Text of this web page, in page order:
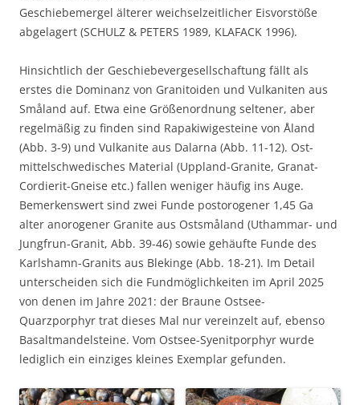
Geschiebemergel älterer weichselzeitlicher Eisvorstöße
abgelagert (SCHULZ & PETERS 1989, KLAFACK 1996).
Hinsichtlich der Geschiebevergesellschaftung fällt als
erstes die Dominanz von Granitoiden und Vulkaniten aus
Småland auf. Etwa eine Größenordnung seltener, aber
regelmäßig zu finden sind Rapakiwigesteine von Åland
(Abb. 3-9) und Vulkanite aus Dalarna (Abb. 11-12). Ost-
mittelschwedisches Material (Uppland-Granite, Granat-
Cordierit-Gneise etc.) fallen weniger häufig ins Auge.
Bemerkenswert sind zwei Funde postorogener 1,45 Ga
alter anorogener Granite aus Ostsmåland (Uthammar- und
Jungfrun-Granit, Abb. 39-46) sowie gehäufte Funde des
Karlshamn-Granits aus Blekinge (Abb. 18-21). Im Detail
unterscheiden sich die Fundmöglichkeiten im April 2025
von denen im Jahre 2021: der Braune Ostsee-
Quarzporphyr trat dieses Mal nur vereinzelt auf, ebenso
Basaltmandelsteine. Vom Ostsee-Syenitporphyr wurde
lediglich ein einziges kleines Exemplar gefunden.